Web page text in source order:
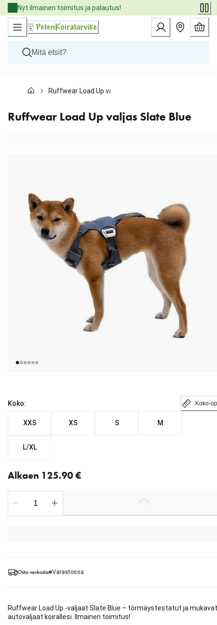
Skip
to
Content
Nyt ilmainen toimitus ja palautus!
Kissat
Eläinlääkäriruoat
Tuotemerkit
Ruffwear Load Up valjas Slate Blue
Ruffwear Load Up valjas Slate Blue
Osta verkosta Varastossa
Ruffwear Load Up -valjaat Slate Blue – törmäystestatut ja mukavat
autovaljaat koirallesi. Ilmainen toimitus!
Koko: Koko-
XXS XS S M
L/XL
Alkaen 125.90 €
Loading...